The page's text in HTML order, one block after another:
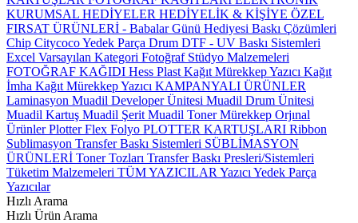
KURUMSAL HEDİYELER HEDİYELİK & KİŞİYE ÖZEL
FIRSAT ÜRÜNLERİ - Babalar Günü Hediyesi Baskı Çözümleri
Chip Citycoco Yedek Parça Drum DTF - UV Baskı Sistemleri
Excel Varsayılan Kategori Fotoğraf Stüdyo Malzemeleri
FOTOĞRAF KAĞIDI Hess Plast Kağıt Mürekkep Yazıcı Kağıt
İmha Kağıt Mürekkep Yazıcı KAMPANYALI ÜRÜNLER
Laminasyon Muadil Developer Ünitesi Muadil Drum Ünitesi
Muadil Kartuş Muadil Şerit Muadil Toner Mürekkep Orjınal
Ürünler Plotter Flex Folyo PLOTTER KARTUŞLARI Ribbon
Sublimasyon Transfer Baskı Sistemleri SÜBLİMASYON
ÜRÜNLERİ Toner Tozları Transfer Baskı Presleri/Sistemleri
Tüketim Malzemeleri TÜM YAZICILAR Yazıcı Yedek Parça
Yazıcılar
Hızlı Arama
Hızlı Ürün Arama